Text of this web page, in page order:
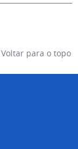
Voltar para o topo